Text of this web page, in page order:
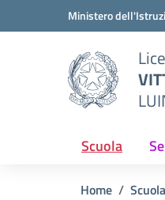
Vai ai contenuti
Vai al menu di navigazione
Ministero
Scuola
Home Scuola